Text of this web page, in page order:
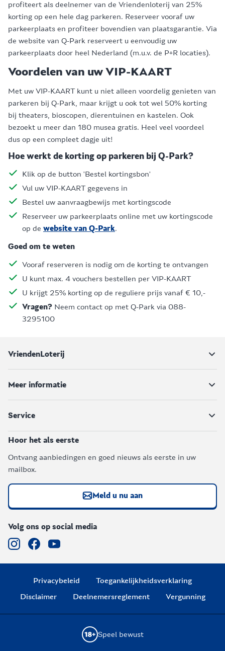
profiteert als deelnemer van de Vriendenloterij van 25%
korting op een hele dag parkeren. Reserveer vooraf uw
parkeerplaats en profiteer bovendien van plaatsgarantie. Via
de website van Q-Park reserveert u eenvoudig uw
parkeerplaats door heel Nederland (m.u.v. de P+R locaties).
Voordelen van uw VIP-KAART
Met uw VIP-KAART kunt u niet alleen voordelig genieten van
parkeren bij Q-Park, maar krijgt u ook tot wel 50% korting
bij theaters, bioscopen, dierentuinen en kastelen. Ook
bezoekt u meer dan 180 musea gratis. Heel veel voordeel
dus op een compleet dagje uit!
Hoe werkt de korting op parkeren bij Q-Park?
Klik op de button 'Bestel kortingsbon'
Vul uw VIP-KAART gegevens in
Bestel uw aanvraagbewijs met kortingscode
Reserveer uw parkeerplaats online met uw kortingscode
op de website van Q-Park.
Goed om te weten
Vooraf reserveren is nodig om de korting te ontvangen
U kunt max. 4 vouchers bestellen per VIP-KAART
U krijgt 25% korting op de reguliere prijs vanaf € 10,-
Vragen? Neem contact op met Q-Park via 088-
3295100
VriendenLoterij
Meer informatie
Service
Hoor het als eerste
Ontvang aanbiedingen en goed nieuws als eerste in uw
mailbox.
Meld u nu aan
Volg ons op social media
Privacybeleid
Toegankelijkheidsverklaring
Disclaimer
Deelnemersreglement Vergunning
Speel bewust